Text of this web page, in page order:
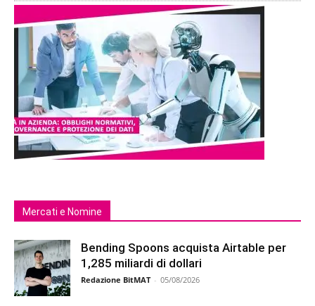
Mercati e Nomine
Bending Spoons acquista Airtable per
1,285 miliardi di dollari
Redazione BitMAT - 05/08/2026